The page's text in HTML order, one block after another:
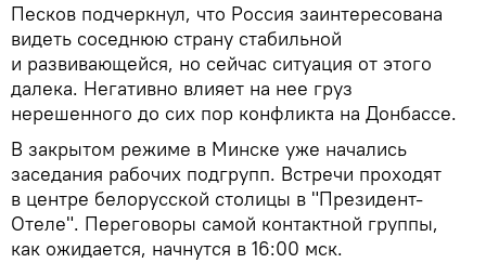
Песков подчеркнул, что Россия заинтересована
видеть соседнюю страну стабильной
и развивающейся, но сейчас ситуация от этого
далека. Негативно влияет на нее груз
нерешенного до сих пор конфликта на Донбассе.
В закрытом режиме в Минске уже начались
заседания рабочих подгрупп. Встречи проходят
в центре белорусской столицы в "Президент-
Отеле". Переговоры самой контактной группы,
как ожидается, начнутся в 16:00 мск.